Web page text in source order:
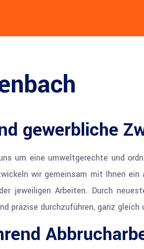
gewerbliche
um eine umweltgerechte und
wir gemeinsam mit Ihnen
jeweiligen Arbeiten. Durch
präzise durchzuführen, ganz